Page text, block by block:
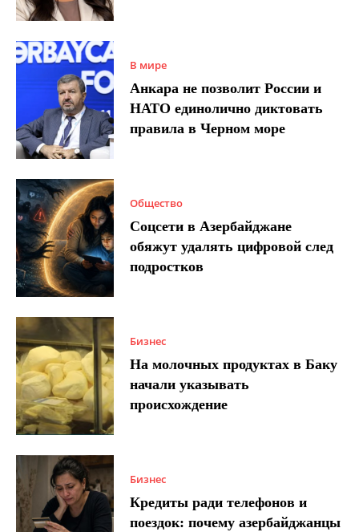
В мире
Анкара не позволит России и
НАТО единолично диктовать
правила в Черном море
Общество
Соцсети в Азербайджане
обяжут удалять цифровой след
подростков
Бизнес
На молочных продуктах в Баку
начали указывать
происхождение
Бизнес
Кредиты ради телефонов и
поездок: почему азербайджанцы